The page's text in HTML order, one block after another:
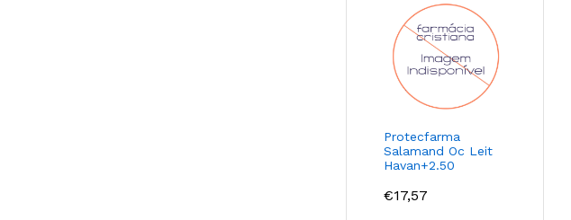
Protecfarma
Salamand Oc Leit
Havan+2.50
€17,57